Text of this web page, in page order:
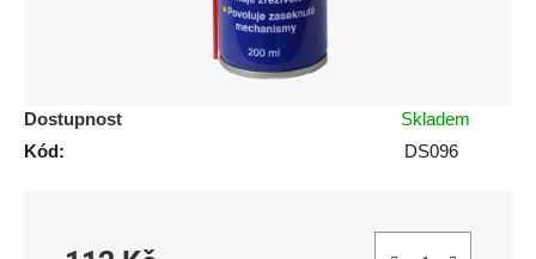
Dostupnost
Skladem
Kód:
DS096